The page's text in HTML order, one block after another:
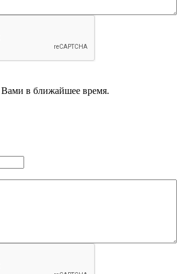
Вами в ближайшее время.